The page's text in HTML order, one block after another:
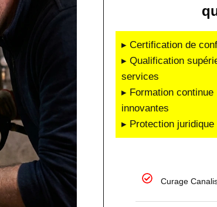
▸ Certification de
▸ Qualification
services
▸ Formation
innovantes
▸ Protection
Curage